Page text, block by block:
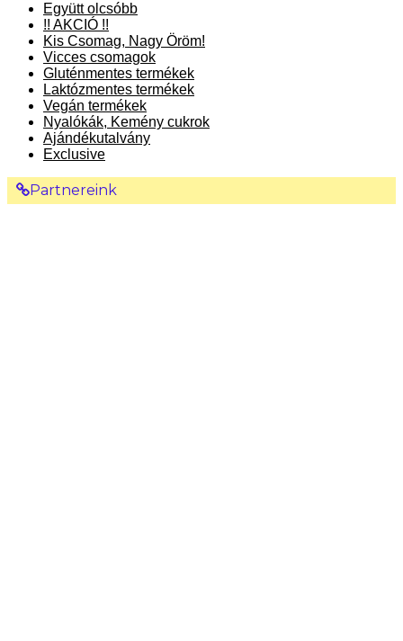
Együtt olcsóbb
!! AKCIÓ !!
Kis Csomag, Nagy Öröm!
Vicces csomagok
Gluténmentes termékek
Laktózmentes termékek
Vegán termékek
Nyalókák, Kemény cukrok
Ajándékutalvány
Exclusive
Partnereink